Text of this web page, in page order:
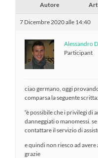
Autore
7 Dicembre 2020 alle 14:40
Alessandro
Participant
ciao germano, oggi
comparsa la seguente scritta:
“è possibile che i privilegi di
danneggiati o manomessi.
contattare il servizio di
e quindi non riesco ad avere
grazie